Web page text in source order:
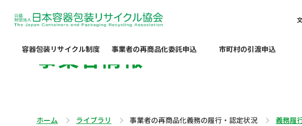
容器包装リサイクル制度 事業者の再商品化委託申込 市町村の引渡申込
事業者情報
ホーム ライブラリ 事業者の再商品化義務の履行・認定状況 義務履